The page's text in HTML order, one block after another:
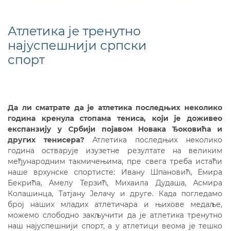
Атлетика је тренутно
најуспешнији српски
спорт
Да ли сматрате да је атлетика последњих неколико
година кренула стопама тениса, који је доживео
експанзију у Србији појавом Новака Ђоковића и
других тенисера? Атлетика последњих неколико
година остварује изузетне резултате на великим
међународним такмичењима, пре свега треба истаћи
наше врхунске спортисте: Ивану Шпановић, Емира
Бекрића, Амелу Терзић, Михаила Дудаша, Асмира
Колашинца, Татјану Јелачу и друге. Када погледамо
број наших младих атлетичара и њихове медаље,
можемо слободно закључити да је атлетика тренутно
наш најуспешнији спорт, а у атлетици веома је тешко